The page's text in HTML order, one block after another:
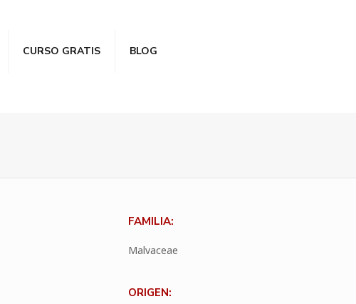
CURSO GRATIS BLOG
FAMILIA:
Malvaceae
ORIGEN: